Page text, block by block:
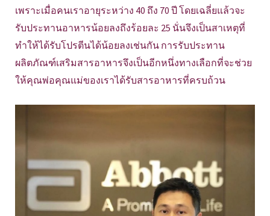
เพราะเมื่อคนเราอายุระหว่าง 40 ถึง 70 ปี โดยเฉลี่ยแล้วจะ
รับประทานอาหารน้อยลงถึงร้อยละ 25 นั่นจึงเป็นสาเหตุที่
ทำให้ได้รับโปรตีนได้น้อยลงเช่นกัน การรับประทาน
ผลิตภัณฑ์เสริมสารอาหารจึงเป็นอีกหนึ่งทางเลือกที่จะช่วย
ให้คุณพ่อคุณแม่ของเราได้รับสารอาหารที่ครบถ้วน